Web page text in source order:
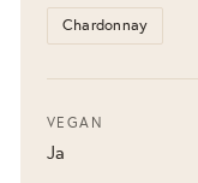
Chardonnay
VEGAN
Ja